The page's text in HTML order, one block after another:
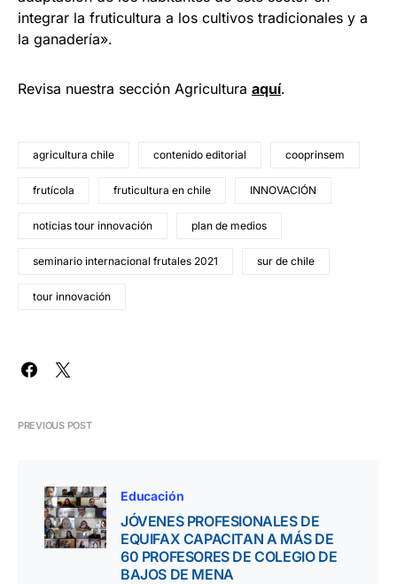
integrar la fruticultura a los cultivos tradicionales y a
la ganadería».
Revisa nuestra sección Agricultura aquí.
agricultura chile contenido editorial cooprinsem
frutícola fruticultura en chile INNOVACIÓN
noticias tour innovación plan de medios
seminario internacional frutales 2021 sur de chile
tour innovación
PREVIOUS POST
Educación
JÓVENES PROFESIONALES DE
EQUIFAX CAPACITAN A MÁS DE
60 PROFESORES DE COLEGIO DE
BAJOS DE MENA